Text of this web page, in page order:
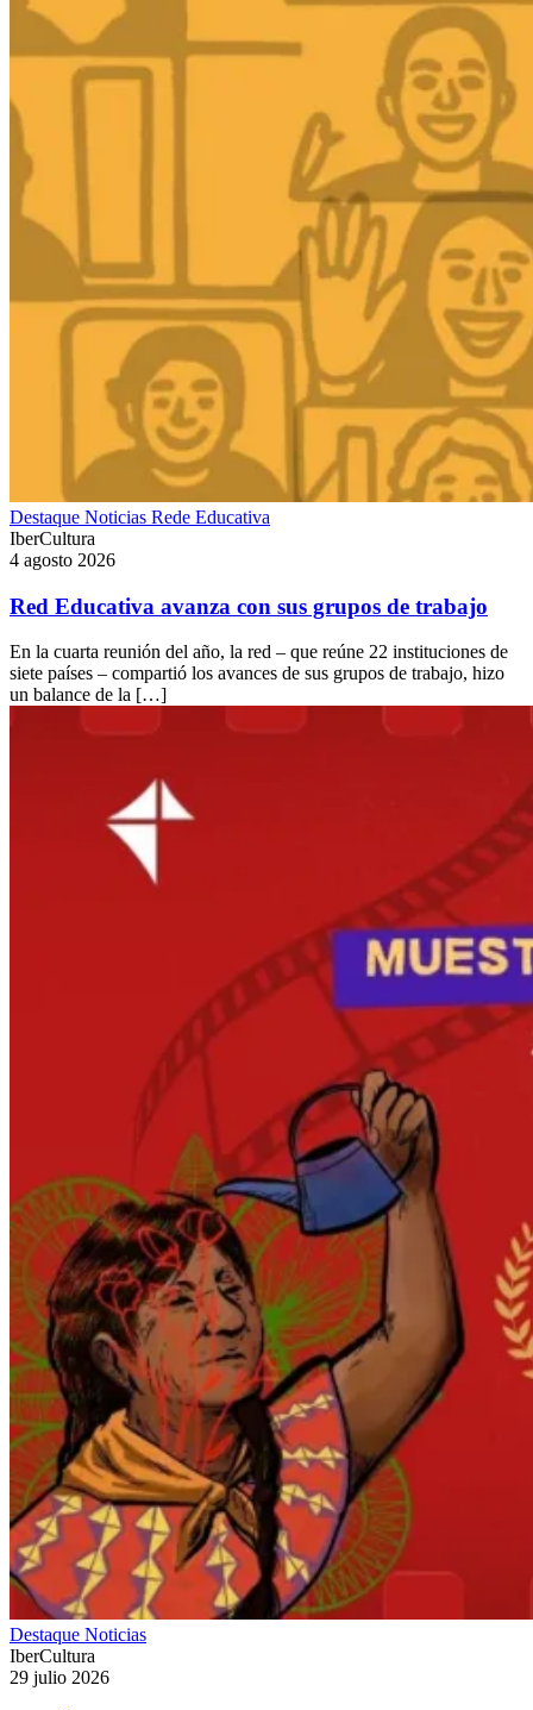
Destaque Noticias Rede Educativa
IberCultura
4 agosto 2026
Red Educativa avanza con sus grupos de trabajo
En la cuarta reunión del año, la red – que reúne 22 instituciones de
siete países – compartió los avances de sus grupos de trabajo, hizo
un balance de la […]
Destaque Noticias
IberCultura
29 julio 2026